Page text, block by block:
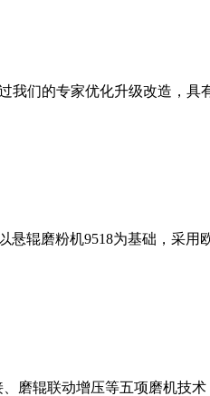
我们的专家优化升级改造，具
辊磨粉机9518为基础，采用
磨辊联动增压等五项磨机技